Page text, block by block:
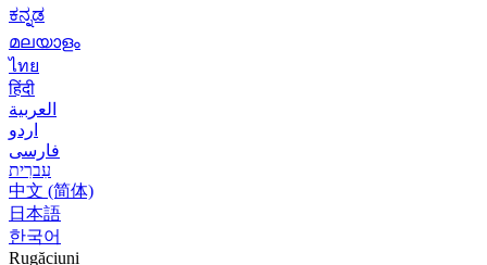
ಕನ್ನಡ
മലയാളം
ไทย
हिंदी
العربية
اردو
فارسی
עִברִית
中文 (简体)
日本語
한국어
Rugăciuni